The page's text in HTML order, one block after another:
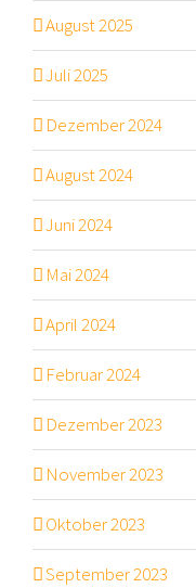
August 2025
Juli 2025
Dezember 2024
August 2024
Juni 2024
Mai 2024
April 2024
Februar 2024
Dezember 2023
November 2023
Oktober 2023
September 2023